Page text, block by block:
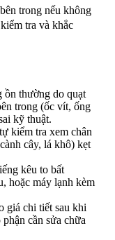
trong nếu không
tra và khắc
ồn thường do quạt
trong (ốc vít, ống
kỹ thuật.
kiểm tra xem chân
cây, lá khô) kẹt
kêu to bất
hoặc máy lạnh kèm
giá chi tiết sau khi
cần sửa chữa